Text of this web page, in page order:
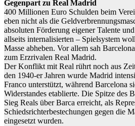
Gegenpart zu Real Madrid
400 Millionen Euro Schulden beim
eben nicht als die
absoluten Förderung eigener Talente
allseits internalisierten – Spielsystem
Masse abheben. Vor allem sah
zum Erzrivalen Real Madrid.
Der Konflikt mit Real rührt noch aus
den 1940-er Jahren wurde Madrid
Franco unterstützt, während Barcelona
Widerstandes etablierte. Die Spitze des
Sieg Reals über Barca erreicht, als
Schiedsrichterbestechungen gegen die
eingesetzt wurden.